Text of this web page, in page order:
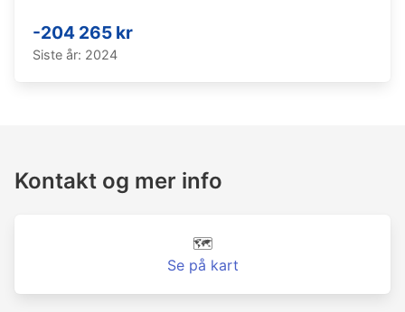
-204 265 kr
Siste år: 2024
Kontakt og mer info
🗺️
Se på kart